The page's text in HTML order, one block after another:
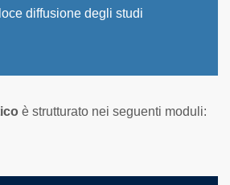
diffusione degli studi
è strutturato nei seguenti moduli: